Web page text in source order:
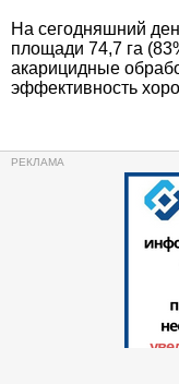
На сегодняшний
площади 74,7 га
акарицидные
эффективность